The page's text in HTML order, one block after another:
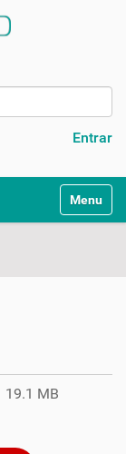
Entrar
Toggle
MB